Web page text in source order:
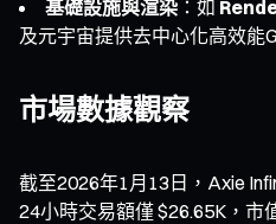
基礎設施與渲染 ：如
及元宇宙提供去中心化高效能
市場數據觀察
截至2026年1月13日，Axie
24小時交易額僅 $26.65K，市